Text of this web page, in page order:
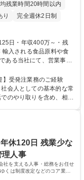
残業時間20時間以内
り
完全週休2日制
ある当社にて、営業事務
話対応などの業務をお任
ポートをお願いします。
輩社員OJTと共に業務を
】受発注業務のご経験
会人としての基本的な常
のやり取りを含め、相手
方 学歴・資格
休120日 残業少な
理人事
社を支える人事・総務をお任せ
くは制度改定などのコア業務